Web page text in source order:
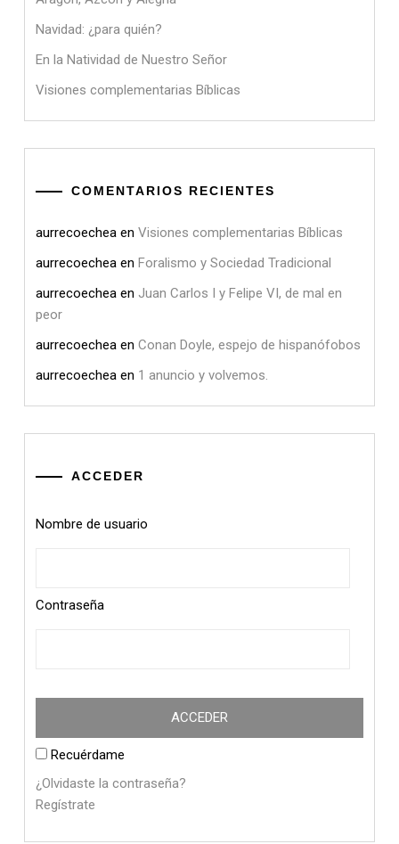
Navidad: ¿para quién?
En la Natividad de Nuestro Señor
Visiones complementarias Bíblicas
COMENTARIOS RECIENTES
aurrecoechea en Visiones complementarias Bíblicas
aurrecoechea en Foralismo y Sociedad Tradicional
aurrecoechea en Juan Carlos I y Felipe VI, de mal en
peor
aurrecoechea en Conan Doyle, espejo de hispanófobos
aurrecoechea en 1 anuncio y volvemos.
ACCEDER
Nombre de usuario
Contraseña
Recuérdame
¿Olvidaste la contraseña?
Regístrate